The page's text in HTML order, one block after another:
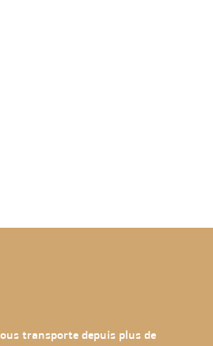
transporte depuis plus de